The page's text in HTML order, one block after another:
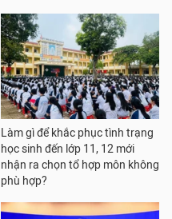
Làm gì để khắc phục tình trạng
học sinh đến lớp 11, 12 mới
nhận ra chọn tổ hợp môn không
phù hợp?